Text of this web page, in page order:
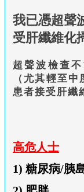
我已憑超聲
受肝纖維化
超聲波檢查
（尤其輕至
患者接受肝纖
高危人士
1) 糖尿病/胰